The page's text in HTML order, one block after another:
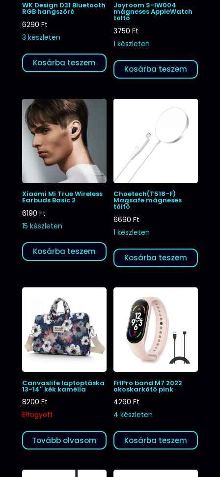
WK Design D31 Bluetooth
RGB hangszóró
6290 Ft
3 készleten
Kosárba teszem
Joyroom S-IW004
mágneses AppleWatch
töltő
3750Ft
1 készleten
Kosárba teszem
Xiaomi Mi True Wireless
Earbuds Basic 2
6190 Ft
15 készleten
Kosárba teszem
Choetech(T518-F)
Magsafe mágneses
töltő
6690Ft
1 készleten
Kosárba teszem
Canvaslife laptoptáska
13-14″ kék kamélia
8200 Ft
Elfogyott
Tovább olvasom
FitPro band M7 2022
okoskarkötő pink
4290Ft
4 készleten
Kosárba teszem